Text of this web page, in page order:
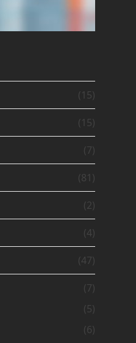
(15)
(15)
(7)
(81)
(2)
(4)
(47)
(7)
(5)
(6)